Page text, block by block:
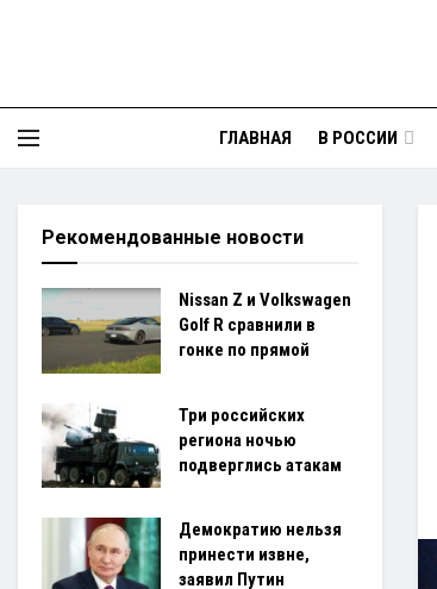
ГЛАВНАЯ В РОССИИ
Рекомендованные новости
Nissan Z и Volkswagen
Golf R сравнили в
гонке по прямой
Три российских
региона ночью
подверглись атакам
Демократию нельзя
принести извне,
заявил Путин